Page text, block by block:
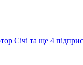
Січі та ще 4